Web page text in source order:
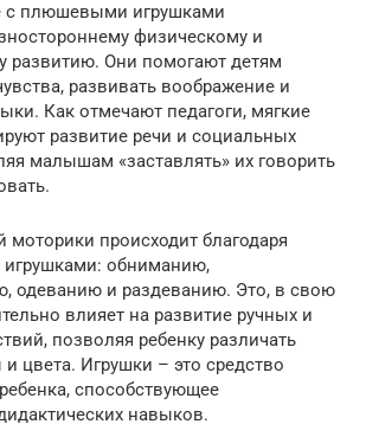
с плюшевыми игрушками
физическому и
развитию. Они помогают детям
развивать воображение и
Как отмечают педагоги, мягкие
развитие речи и социальных
малышам «заставлять» их говорить
моторики происходит благодаря
обниманию,
одеванию и раздеванию. Это, в свою
влияет на развитие ручных и
позволяя ребенку различать
цвета. Игрушки – это средство
способствующее
навыков.